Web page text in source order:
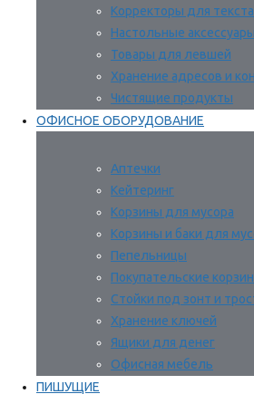
Корректоры для текста
Настольные аксессуары
Товары для левшей
Хранение адресов и
Чистящие продукты
ОФИСНОЕ ОБОРУДОВАНИЕ
Аптечки
Кейтеринг
Корзины для мусора
Корзины и баки для
Пепельницы
Покупательские
Стойки под зонт и
Хранение ключей
Ящики для денег
Офисная мебель
ПИШУЩИЕ